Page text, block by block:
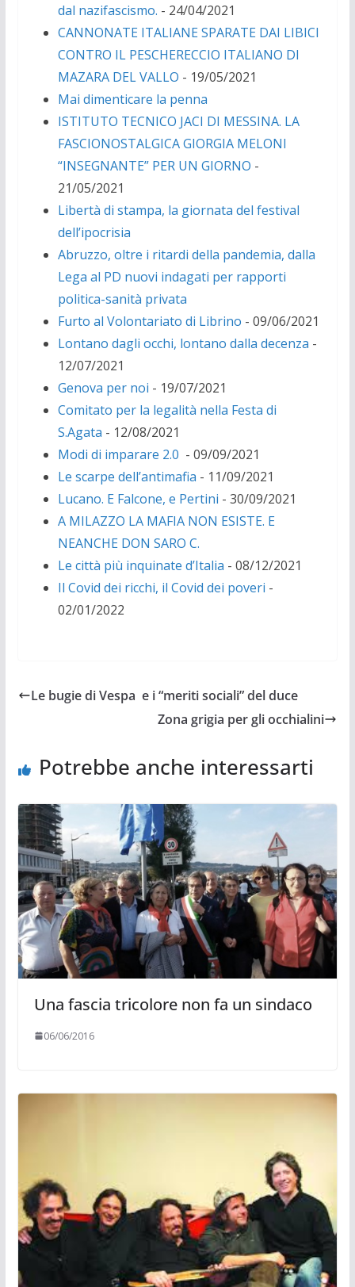
dal nazifascismo. - 24/04/2021
CANNONATE ITALIANE SPARATE DAI LIBICI
CONTRO IL PESCHERECCIO ITALIANO DI
MAZARA DEL VALLO - 19/05/2021
Mai dimenticare la penna
ISTITUTO TECNICO JACI DI MESSINA. LA
FASCIONOSTALGICA GIORGIA MELONI
“INSEGNANTE” PER UN GIORNO -
21/05/2021
Libertà di stampa, la giornata del festival
dell’ipocrisia
Abruzzo, oltre i ritardi della pandemia, dalla
Lega al PD nuovi indagati per rapporti
politica-sanità privata
Furto al Volontariato di Librino - 09/06/2021
Lontano dagli occhi, lontano dalla decenza -
12/07/2021
Genova per noi - 19/07/2021
Comitato per la legalità nella Festa di
S.Agata - 12/08/2021
Modi di imparare 2.0 - 09/09/2021
Le scarpe dell’antimafia - 11/09/2021
Lucano. E Falcone, e Pertini - 30/09/2021
A MILAZZO LA MAFIA NON ESISTE. E
NEANCHE DON SARO C.
Le città più inquinate d’Italia - 08/12/2021
Il Covid dei ricchi, il Covid dei poveri -
02/01/2022
Le bugie di Vespa e i “meriti sociali” del duce
Zona grigia per gli occhialini
Potrebbe anche interessarti
Una fascia tricolore non fa un sindaco
06/06/2016